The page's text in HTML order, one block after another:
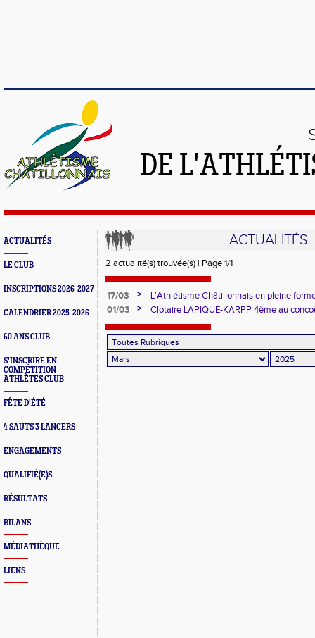
DE
ACTUALITÉS
LE CLUB
INSCRIPTIONS 2026-2027
CALENDRIER 2025-2026
60 ANS CLUB
S'INSCRIRE EN
COMPÉTITION -
ATHLÈTES CLUB
FÊTE D'ÉTÉ
4 SAUTS 3 LANCERS
ENGAGEMENTS
QUALIFIÉ(E)S
RÉSULTATS
BILANS
MÉDIATHÈQUE
LIENS
ACTUALITÉS
2 actualité(s) trouvée(s) | Page 1/1
17/03 >
L'Athlétisme Châtillonnais en pleine
en salle
01/03 >
Clotaire LAPIQUE-KARPP 4ème au